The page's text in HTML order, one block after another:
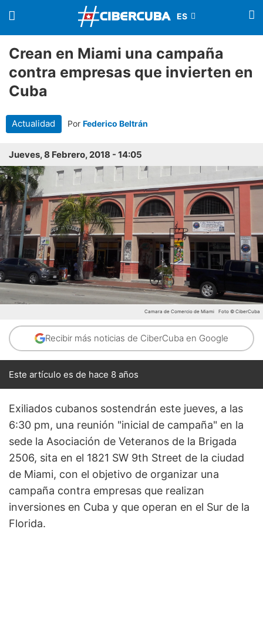
Crean en Miami una campaña
contra empresas que invierten en
Cuba
Actualidad Por Federico Beltrán
Jueves, 8 Febrero, 2018 - 14:05
Camara de Comercio de Miami Foto © CiberCuba
Recibir más noticias de CiberCuba en Google
Este artículo es de hace 8 años
Exiliados cubanos sostendrán este jueves, a las
6:30 pm, una reunión "inicial de campaña" en la
sede la Asociación de Veteranos de la Brigada
2506, sita en el 1821 SW 9th Street de la ciudad
de Miami, con el objetivo de organizar una
campaña contra empresas que realizan
inversiones en Cuba y que operan en el Sur de la
Florida.